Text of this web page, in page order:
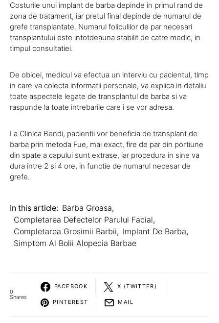
Costurile unui implant de barba depinde in primul rand de
zona de tratament, iar pretul final depinde de numarul de
grefe transplantate. Numarul foliculilor de par necesari
transplantului este intotdeauna stabilit de catre medic, in
timpul consultatiei.
De obicei, medicul va efectua un interviu cu pacientul, timp
in care va colecta informatii personale, va explica in detaliu
toate aspectele legate de transplantul de barba si va
raspunde la toate intrebarile care i se vor adresa.
La Clinica Bendi, pacientii vor beneficia de transplant de
barba prin metoda Fue, mai exact, fire de par din portiune
din spate a capului sunt extrase, iar procedura in sine va
dura intre 2 si 4 ore, in functie de numarul necesar de
grefe.
In this article: Barba Groasa,
Completarea Defectelor Parului Facial,
Completarea Grosimii Barbii, Implant De Barba,
Simptom Al Bolii Alopecia Barbae
0
Shares
FACEBOOK X (TWITTER)
PINTEREST MAIL